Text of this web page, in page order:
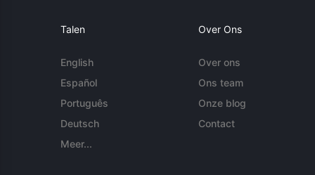
Talen
English
Español
Português
Deutsch
Meer...
Over Ons
Over ons
Ons team
Onze blog
Contact